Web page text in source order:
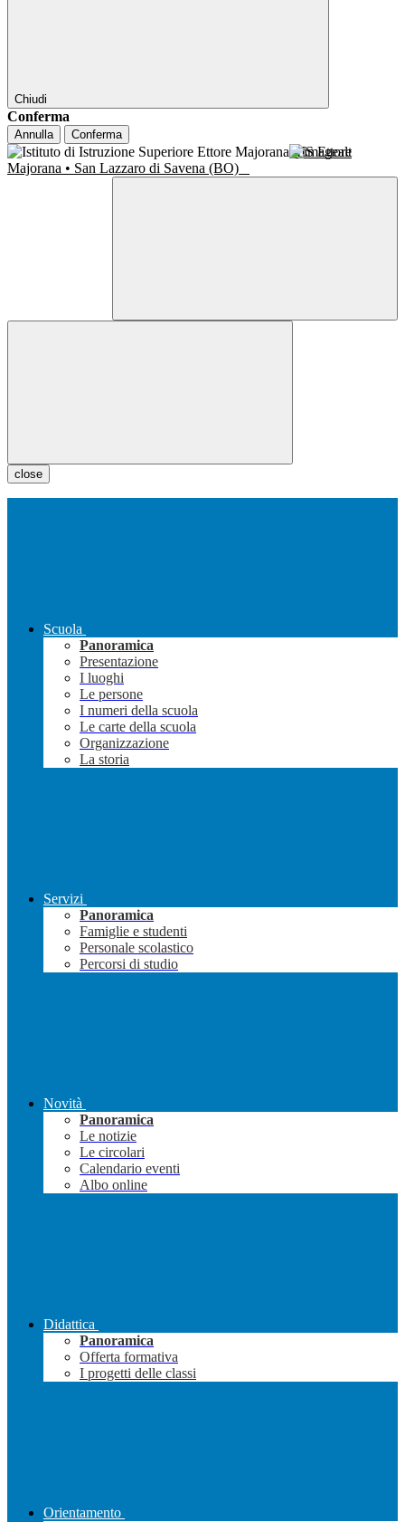
Chiudi
Conferma
Annulla Conferma
IIS Ettore
Majorana • San Lazzaro di Savena (BO)
close
Scuola
Panoramica
Presentazione
I luoghi
Le persone
I numeri della scuola
Le carte della scuola
Organizzazione
La storia
Servizi
Panoramica
Famiglie e studenti
Personale scolastico
Percorsi di studio
Novità
Panoramica
Le notizie
Le circolari
Calendario eventi
Albo online
Didattica
Panoramica
Offerta formativa
I progetti delle classi
Orientamento